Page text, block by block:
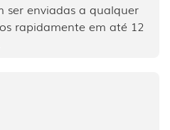
ser enviadas a qualquer
rapidamente em até 12